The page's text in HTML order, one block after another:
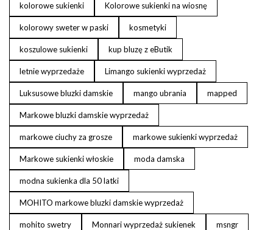
kolorowe sukienki Kolorowe sukienki na wiosnę
kolorowy sweter w paski kosmetyki
koszulowe sukienki kup bluzę z eButik
letnie wyprzedaże Limango sukienki wyprzedaż
Luksusowe bluzki damskie mango ubrania mapped
Markowe bluzki damskie wyprzedaż
markowe ciuchy za grosze markowe sukienki wyprzedaż
Markowe sukienki włoskie moda damska
modna sukienka dla 50 latki
MOHITO markowe bluzki damskie wyprzedaż
mohito swetry Monnari wyprzedaż sukienek msngr